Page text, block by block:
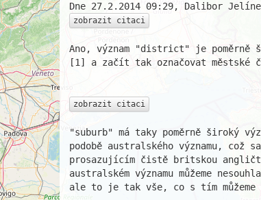
zobrazit citaci
Ano, význam "district" je poměrně
[1] a začít tak označovat městské
zobrazit citaci
"suburb" má taky poměrně široký
podobě australského významu, což
prosazujícím čistě britskou
australském významu můžeme
ale to je tak vše, co s tím